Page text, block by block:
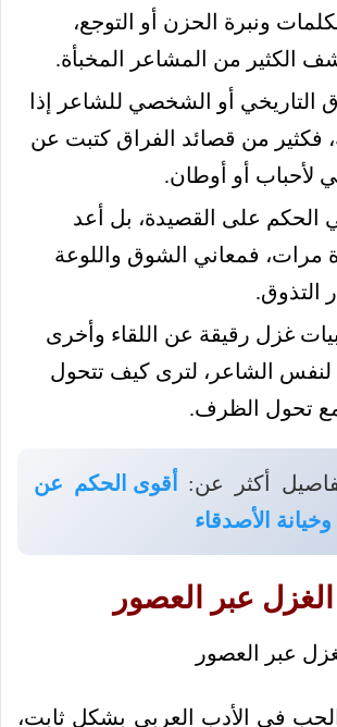
ونبرة الحزن أو التوجع،
الكثير من المشاعر المخبأة.
التاريخي أو الشخصي للشاعر إذا
فكثير من قصائد الفراق كتبت عن
لأحباب أو أوطان.
الحكم على القصيدة، بل أعد
مرات، فمعاني الشوق واللوعة
التذوق.
غزل رقيقة عن اللقاء وأخرى
لنفس الشاعر، لترى كيف تتحول
تحول الظرف.
أكثر عن:
أقوى الحكم عن
الأصدقاء
عبر العصور
في الأدب العربي بشكل ثابت،